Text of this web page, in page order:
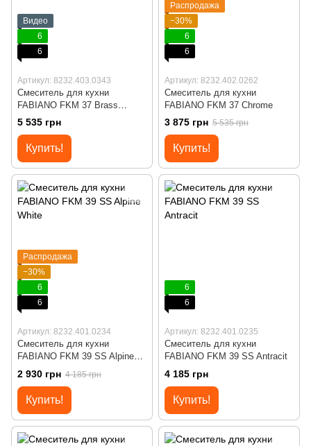
Видео
6
6
Артикул: 8232.403.0343
Смеситель для кухни
FABIANO FKM 37 Brass
Antique
5 535 грн
Купить!
Распродажа
−30%
6
6
Артикул: 8232.402.0262
Смеситель для кухни
FABIANO FKM 37 Chrome
3 875 грн 5 535 грн
Купить!
Распродажа
−30%
6
6
Артикул: 8232.401.0234
Смеситель для кухни
FABIANO FKM 39 SS Alpine
White
2 930 грн 4 185 грн
Купить!
6
6
Артикул: 8232.401.0235
Смеситель для кухни
FABIANO FKM 39 SS Antracit
4 185 грн
Купить!